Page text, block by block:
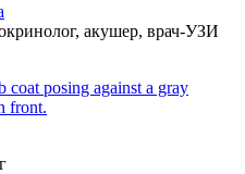
акушер, врач-УЗИ